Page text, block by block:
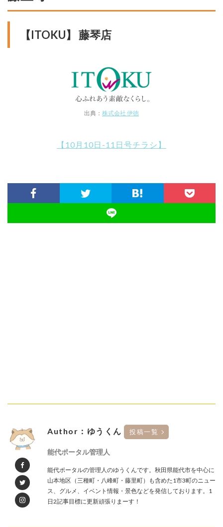
【ITOKU】 藤琴店
出典： 株式会社 伊徳
【10月10日-11日号チラシ】
Author：ゆうくん 投稿一覧
能代ポータル管理人
能代ポータルの管理人のゆうくんです。秋田県能代市を中心に
山本地区（三種町・八峰町・藤里町）も含めた1市3町のニュー
ス、グルメ、イベント情報・景色などを発信しております。1
日2記事目標に更新頑張りまーす！